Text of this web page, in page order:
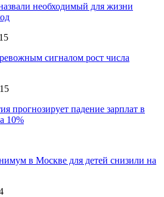
необходимый для жизни
сигналом рост числа
прогнозирует падение зарплат в
10%
в Москве для детей снизили на